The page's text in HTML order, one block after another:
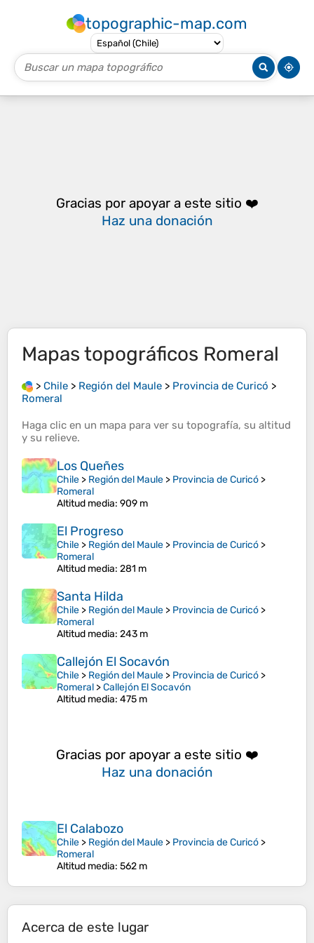
topographic-map.com
Gracias por apoyar a este sitio ❤️
Haz una donación
Mapas topográficos Romeral
> Chile > Región del Maule > Provincia de Curicó >
Romeral
Haga clic en un mapa para ver su topografía, su altitud
y su relieve.
Los Queñes
Chile > Región del Maule > Provincia de Curicó >
Romeral
Altitud media: 909 m
El Progreso
Chile > Región del Maule > Provincia de Curicó >
Romeral
Altitud media: 281 m
Santa Hilda
Chile > Región del Maule > Provincia de Curicó >
Romeral
Altitud media: 243 m
Callejón El Socavón
Chile > Región del Maule > Provincia de Curicó >
Romeral >Callejón El Socavón
Altitud media: 475 m
Gracias por apoyar a este sitio ❤️
Haz una donación
El Calabozo
Chile > Región del Maule > Provincia de Curicó >
Romeral
Altitud media: 562 m
Acerca de este lugar